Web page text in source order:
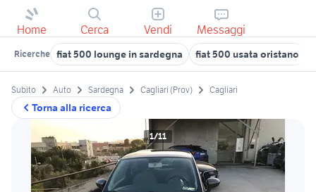
Home Cerca Vendi Messaggi
Ricerche fiat 500 lounge in sardegna fiat 500 usata oristano
Torna alla ricerca
Subito Auto Sardegna Cagliari (Prov) Cagliari
1/11